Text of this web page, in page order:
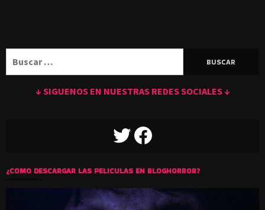
↓ SIGUENOS EN NUESTRAS REDES SOCIALES ↓
TWITTERFACEBOOK
¿COMO DESCARGAR LAS PELICULAS EN BLOGHORROR?